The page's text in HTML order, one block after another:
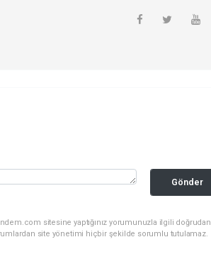
Gönder
sitesine yaptığınız yorumunuzla ilgili doğrudan
site yönetimi hiçbir şekilde sorumlu tutulamaz.